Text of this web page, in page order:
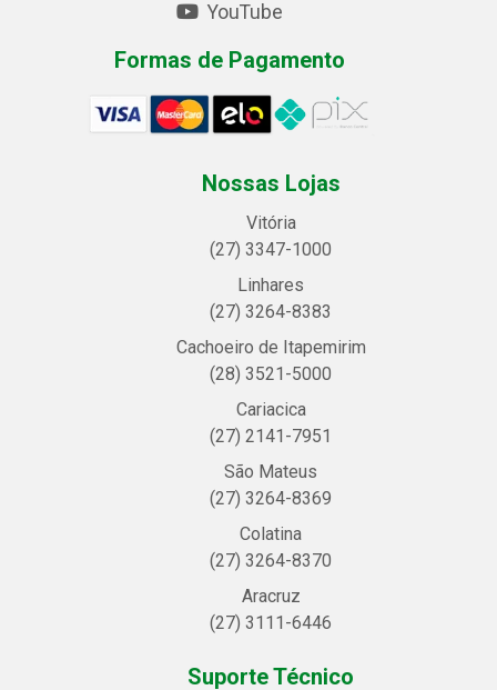
YouTube
Formas de Pagamento
Nossas Lojas
Vitória
(27) 3347-1000
Linhares
(27) 3264-8383
Cachoeiro de Itapemirim
(28) 3521-5000
Cariacica
(27) 2141-7951
São Mateus
(27) 3264-8369
Colatina
(27) 3264-8370
Aracruz
(27) 3111-6446
Suporte Técnico